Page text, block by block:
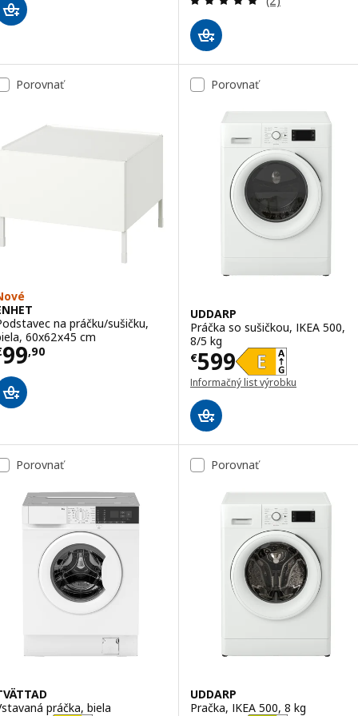
Porovnať
na práčku/sušičku,
60x62x45 cm
99,90 € 99,90
Porovnať
UDDARP
Práčka so sušičkou, IKEA 500,
8/5 kg
€599
Cena € 599
Informačný list výrobku
Porovnať
práčka, biela
Porovnať
UDDARP
Pračka, IKEA 500, 8 kg